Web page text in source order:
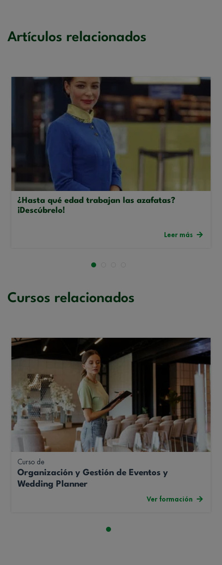
Artículos relacionados
¿Hasta qué edad trabajan las azafatas?
¡Descúbrelo!
Leer más
Cursos relacionados
Curso de
Organización y Gestión de Eventos y
Wedding Planner
Ver formación